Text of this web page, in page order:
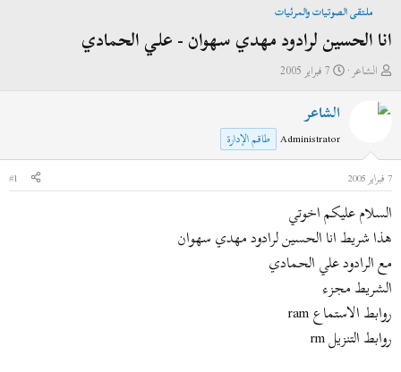
ملتقى الصوتيات والمرئيات
انا الحسين لرادود مهدي سهوان - علي الحمادي
ب
د
م
و
ض
ع
الشاعر
ت
ر
ي
ل
ب
د
ء
7 فبراير 2005
الشاعر
Administrator طاقم الإدارة
7 فبراير 2005
#1
السلام عليكم اخوتي
هذا شريط انا الحسين لرادود مهدي سهوان
مع الرادود علي الحمادي
الشريط مجزء
روابط الاستماع ram
روابط التنزيل rm